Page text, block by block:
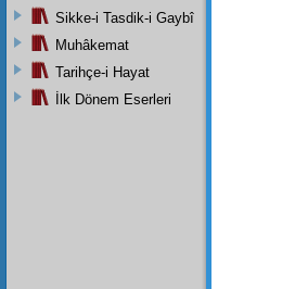
Sikke-i Tasdik-i Gaybî
Muhâkemat
Tarihçe-i Hayat
İlk Dönem Eserleri